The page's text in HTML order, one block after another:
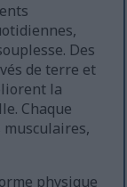
Des
de terre et
la
Chaque
physique